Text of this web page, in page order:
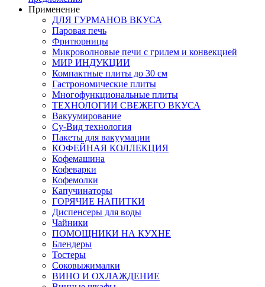
Применение
ДЛЯ ГУРМАНОВ ВКУСА
Паровая печь
Фритюрницы
Микроволновые печи с грилем и конвекцией
МИР ИНДУКЦИИ
Компактные плиты до 30 см
Гастрономические плиты
Многофункциональные плиты
ТЕХНОЛОГИИ СВЕЖЕГО ВКУСА
Вакуумирование
Су-Вид технология
Пакеты для вакуумации
КОФЕЙНАЯ КОЛЛЕКЦИЯ
Кофемашина
Кофеварки
Кофемолки
Капучинаторы
ГОРЯЧИЕ НАПИТКИ
Диспенсеры для воды
Чайники
ПОМОЩНИКИ НА КУХНЕ
Блендеры
Тостеры
Соковыжималки
ВИНО И ОХЛАЖДЕНИЕ